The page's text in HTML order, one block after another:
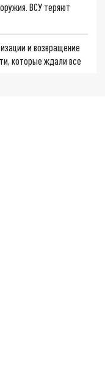
ВСУ теряют
и возвращение
которые ждали все